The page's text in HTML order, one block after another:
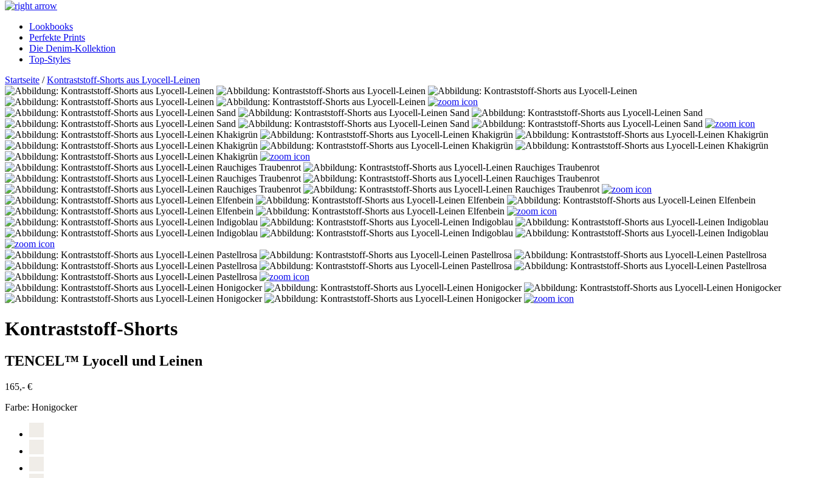
Lookbooks
Perfekte Prints
Die Denim-Kollektion
Top-Styles
Startseite /Kontraststoff-Shorts aus Lyocell-Leinen
Kontraststoff-Shorts
TENCEL™ Lyocell und Leinen
165,- €
Farbe: Honigocker